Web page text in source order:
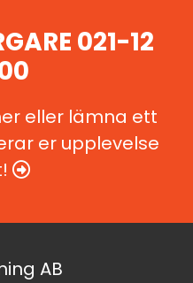
021-12
eller lämna ett
er upplevelse

AB